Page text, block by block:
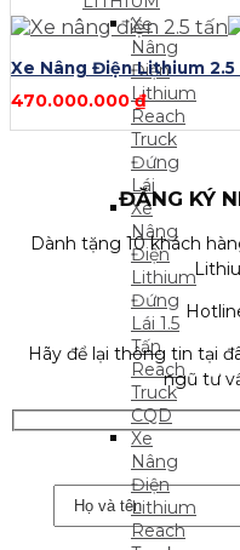
Xe
Nâng
Điện
Lithium
Reach
Truck
Đứng
Lái
Xe
Nâng
Điện
Lithium
Đứng
Lái 1.5
Tấn
Reach
Truck
CQD
Xe
Nâng
Điện
Lithium
Reach
Xe Nâng Điện Lithium 2.5
470.000.000₫
ĐĂNG KÝ
Dành tặng 10 khách
Hãy để lại thông tin tại
ngũ tư